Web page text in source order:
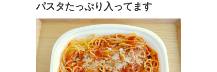
パスタたっぷり入ってます